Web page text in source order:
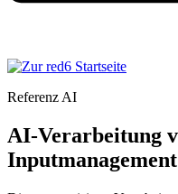
Referenz AI
AI-Verarbeitung
Inputmanagement